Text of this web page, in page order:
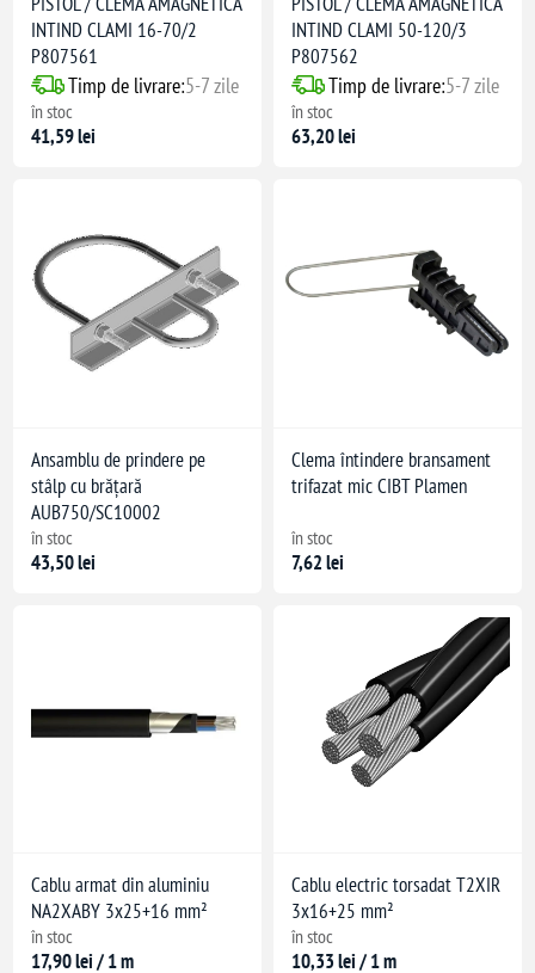
INTIND CLAMI 16-70/2
P807561
Timp de livrare:5-7 zile
în stoc
41,59 lei
INTIND CLAMI 50-120/3
P807562
Timp de livrare:5-7 zile
în stoc
63,20 lei
Ansamblu de prindere pe
stâlp cu brățară
AUB750/SC10002
în stoc
43,50 lei
Clema întindere bransament
trifazat mic CIBT Plamen
în stoc
7,62 lei
Cablu armat din aluminiu
NA2XABY 3x25+16 mm²
în stoc
17,90 lei / 1 m
Cablu electric torsadat T2XIR
3x16+25 mm²
în stoc
10,33 lei / 1 m